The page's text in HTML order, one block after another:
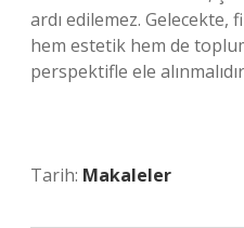
ardı edilemez.
hem estetik hem de
perspektifle ele
Tarih: Makaleler